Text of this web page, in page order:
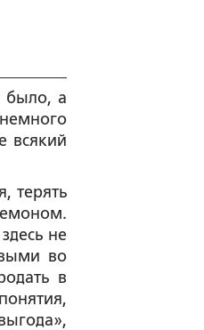
было, а
всякий
терять
не
во
в